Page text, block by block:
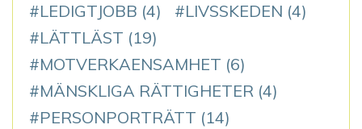
LEDIGTJOBB (4) LIVSSKEDEN (4)
LÄTTLÄST (19)
MOTVERKAENSAMHET (6)
MÄNSKLIGA RÄTTIGHETER (4)
PERSONPORTRÄTT (14)